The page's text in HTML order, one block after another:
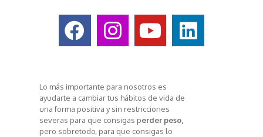
Lo más importante para nosotros es
ayudarte a cambiar tus hábitos de vida de
una forma positiva y sin restricciones
severas para que consigas perder peso,
pero sobretodo, para que consigas lo